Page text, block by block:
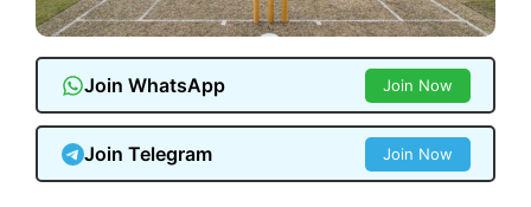
Join WhatsApp Join Now
Join Telegram Join Now